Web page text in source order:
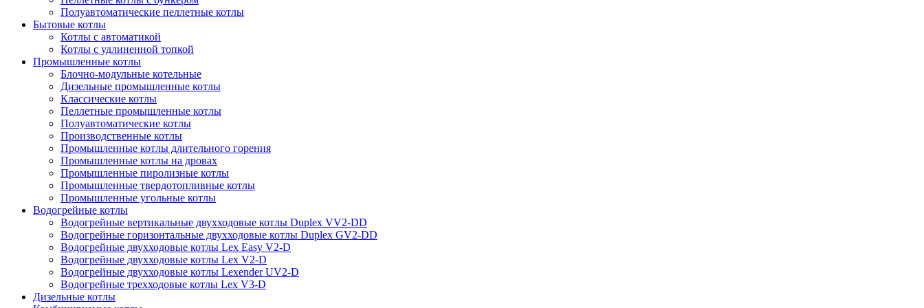
Полуавтоматические пеллетные котлы
Бытовые котлы
Котлы с автоматикой
Котлы с удлиненной топкой
Промышленные котлы
Блочно-модульные котельные
Дизельные промышленные котлы
Классические котлы
Пеллетные промышленные котлы
Полуавтоматические котлы
Производственные котлы
Промышленные котлы длительного горения
Промышленные котлы на дровах
Промышленные пиролизные котлы
Промышленные твердотопливные котлы
Промышленные угольные котлы
Водогрейные котлы
Водогрейные вертикальные двухходовые котлы Duplex VV2-DD
Водогрейные горизонтальные двухходовые котлы Duplex GV2-DD
Водогрейные двухходовые котлы Lex Easy V2-D
Водогрейные двухходовые котлы Lex V2-D
Водогрейные двухходовые котлы Lexender UV2-D
Водогрейные трехходовые котлы Lex V3-D
Дизельные котлы